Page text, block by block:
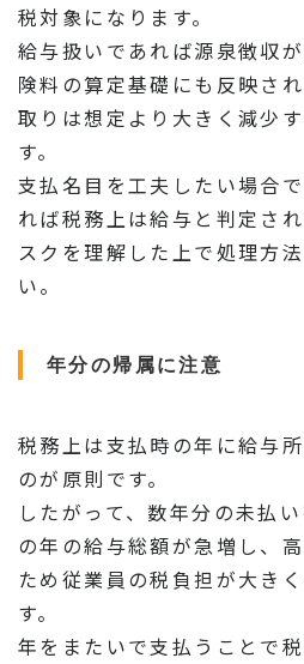
税対象になります。
給与扱いであれば源泉徴収
険料の算定基礎にも反映さ
取りは想定より大きく減少
す。
支払名目を工夫したい場合
れば税務上は給与と判定さ
スクを理解した上で処理方
い。
年分の帰属に注意
税務上は支払時の年に給与
のが原則です。
したがって、数年分の未払
の年の給与総額が急増し、
ため従業員の税負担が大き
す。
年をまたいで支払うことで